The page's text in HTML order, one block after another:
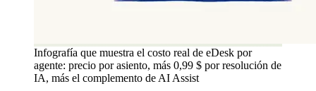
Infografía que muestra el costo real de eDesk por
agente: precio por asiento, más 0,99 $ por resolución de
IA, más el complemento de AI Assist